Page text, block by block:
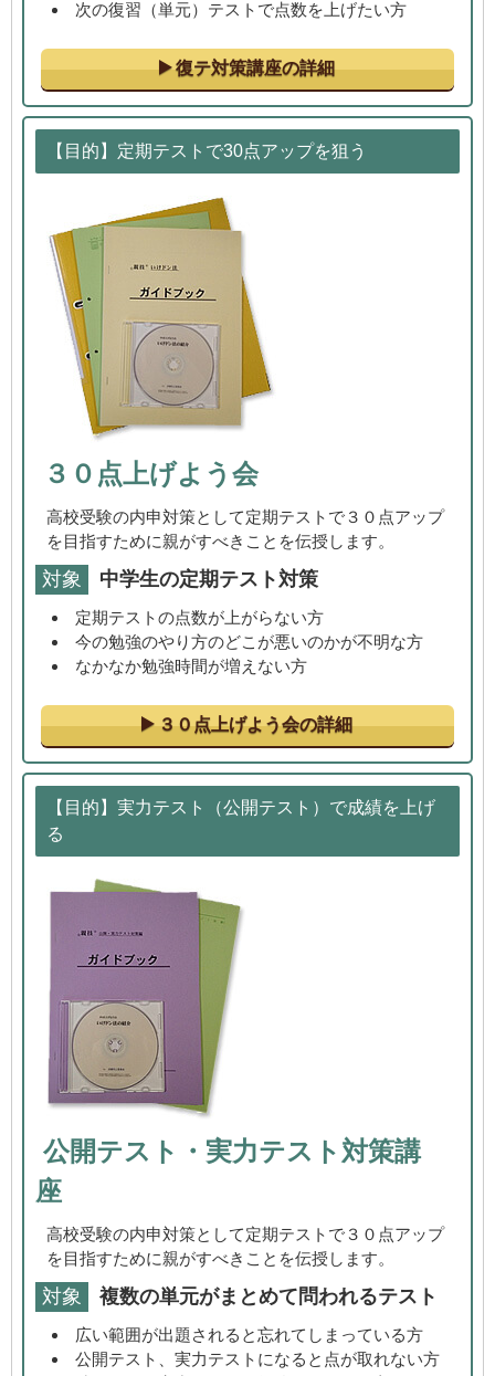
次の復習（単元）テストで点数を上げたい方
復テ対策講座の詳細
【目的】定期テストで30点アップを狙う
３０点上げよう会
高校受験の内申対策として定期テストで３０点アップ
を目指すために親がすべきことを伝授します。
対象 中学生の定期テスト対策
定期テストの点数が上がらない方
今の勉強のやり方のどこが悪いのかが不明な方
なかなか勉強時間が増えない方
３０点上げよう会の詳細
【目的】実力テスト（公開テスト）で成績を上げ
る
公開テスト・実力テスト対策講
座
高校受験の内申対策として定期テストで３０点アップ
を目指すために親がすべきことを伝授します。
対象 複数の単元がまとめて問われるテスト
広い範囲が出題されると忘れてしまっている方
公開テスト、実力テストになると点が取れない方